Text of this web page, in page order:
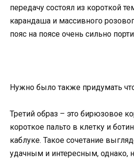
передачу состоял из короткой
карандаша и массивного
пояс на поясе очень сильно
Нужно было также придумать
Третий образ – это бирюзовое
короткое пальто в клетку и
каблуке. Такое сочетание
удачным и интересным, однако,